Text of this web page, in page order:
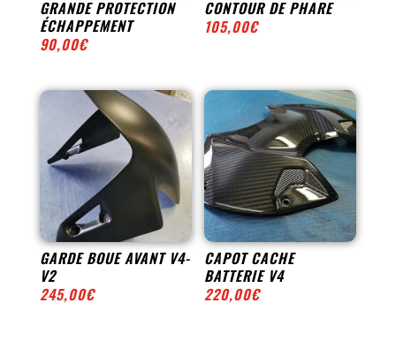
GRANDE PROTECTION
ÉCHAPPEMENT
90,00€
CONTOUR DE PHARE
105,00€
GARDE BOUE AVANT V4-
V2
245,00€
CAPOT CACHE
BATTERIE V4
220,00€